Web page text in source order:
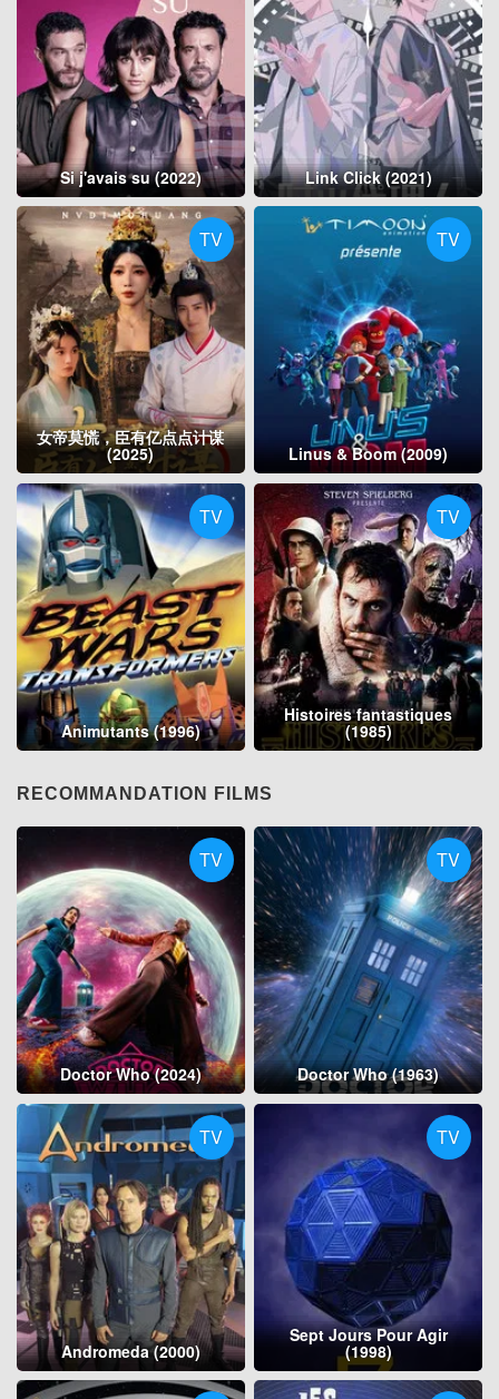
Si j'avais su (2022) Link Click (2021)
TV
女帝莫慌，臣有亿点点计谋
(2025)
TV
Linus & Boom (2009)
TV
Animutants (1996)
TV
Histoires fantastiques
(1985)
RECOMMANDATION FILMS
TV
Doctor Who (2024)
TV
Doctor Who (1963)
TV
Andromeda (2000)
TV
Sept Jours Pour Agir
(1998)